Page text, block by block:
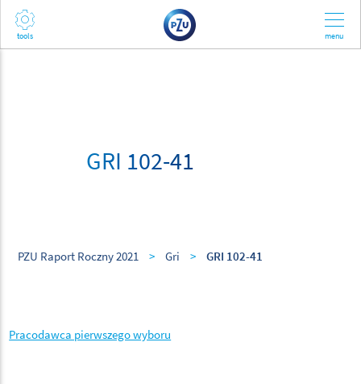
GRI 102-41
PZU Raport Roczny 2021 > Gri > GRI 102-41
Pracodawca pierwszego wyboru